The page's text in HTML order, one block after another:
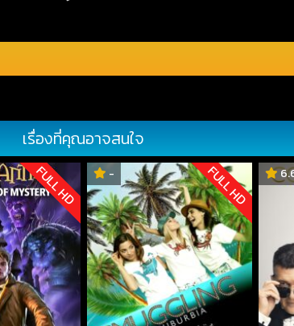
เรื่องที่คุณอาจสนใจ
FULL HD - FULL HD